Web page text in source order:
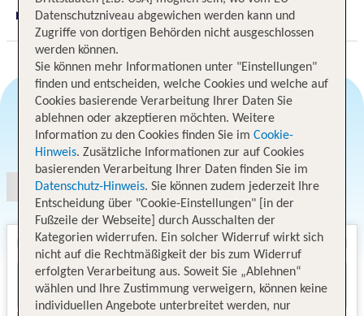
Digitaler und telefonischer 24/7 TUI Service
Angebotsauswahl
Datenschutzniveau abgewichen werden kann und
Zugriffe von dortigen Behörden nicht ausgeschlossen
werden können.
Sie können mehr Informationen unter "Einstellungen"
finden und entscheiden, welche Cookies und welche auf
Cookies basierende Verarbeitung Ihrer Daten Sie
ablehnen oder akzeptieren möchten. Weitere
Information zu den Cookies finden Sie im Cookie-
Hinweis. Zusätzliche Informationen zur auf Cookies
basierenden Verarbeitung Ihrer Daten finden Sie im
Datenschutz-Hinweis. Sie können zudem jederzeit Ihre
Entscheidung über "Cookie-Einstellungen" [in der
Fußzeile der Webseite] durch Ausschalten der
Kategorien widerrufen. Ein solcher Widerruf wirkt sich
nicht auf die Rechtmäßigkeit der bis zum Widerruf
erfolgten Verarbeitung aus. Soweit Sie „Ablehnen“
wählen und Ihre Zustimmung verweigern, können keine
individuellen Angebote unterbreitet werden, nur